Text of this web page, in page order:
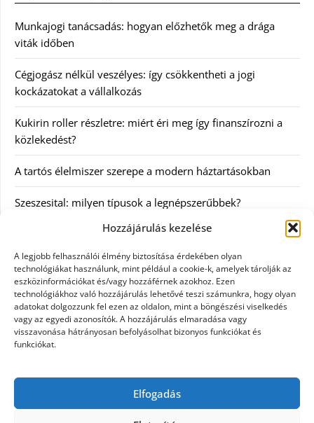
Hozzájárulás kezelése
A legjobb felhasználói élmény biztosítása érdekében olyan
technológiákat használunk, mint például a cookie-k, amelyek tárolják az
eszközinformációkat és/vagy hozzáférnek azokhoz. Ezen
technológiákhoz való hozzájárulás lehetővé teszi számunkra, hogy olyan
adatokat dolgozzunk fel ezen az oldalon, mint a böngészési viselkedés
vagy az egyedi azonosítók. A hozzájárulás elmaradása vagy
visszavonása hátrányosan befolyásolhat bizonyos funkciókat és
funkciókat.
Elfogadás
Munkajogi tanácsadás: hogyan előzhetők meg a drága
viták időben
Cégjogász nélkül veszélyes: így csökkentheti a jogi
kockázatokat a vállalkozás
Kukirin roller részletre: miért éri meg így finanszírozni a
közlekedést?
A tartós élelmiszer szerepe a modern háztartásokban
Szeszesital: milyen típusok a legnépszerűbbek?
Egyéb
Irodalom
Szolgáltatás
Szórakozás
Webáruház